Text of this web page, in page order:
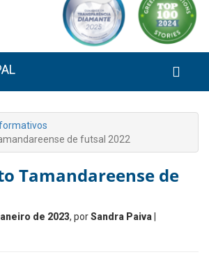
de futsal 2022
Tamandareense de
de 2023, porSandra Paiva